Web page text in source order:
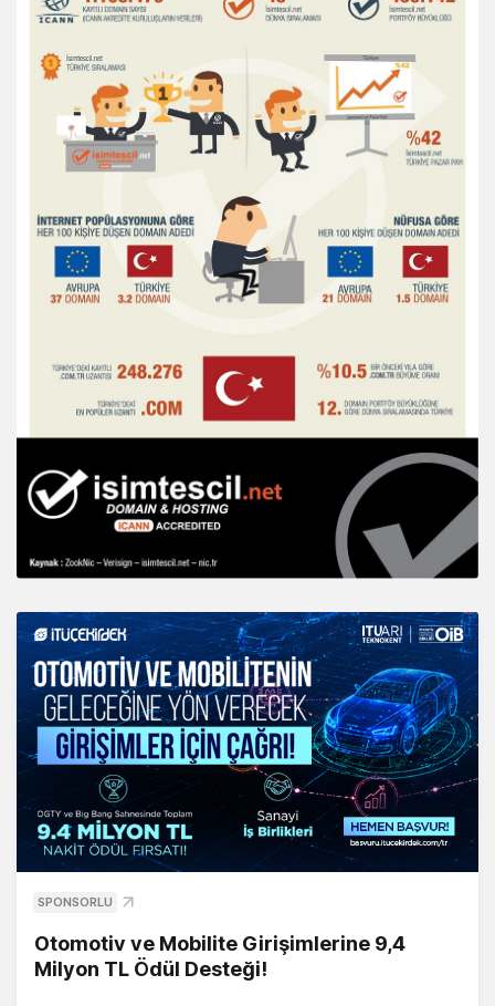
SPONSORLU
Otomotiv ve Mobilite Girişimlerine 9,4
Milyon TL Ödül Desteği!